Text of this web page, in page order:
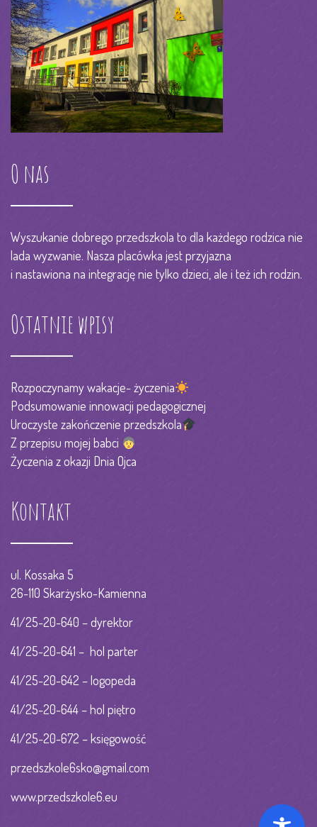
O nas
Wyszukanie dobrego przedszkola to dla każdego rodzica nie
lada wyzwanie. Nasza placówka jest przyjazna
i nastawiona na integrację nie tylko dzieci, ale i też ich rodzin.
Ostatnie wpisy
Rozpoczynamy wakacje- życzenia
Podsumowanie innowacji pedagogicznej
Uroczyste zakończenie przedszkola
Z przepisu mojej babci
Życzenia z okazji Dnia Ojca
Kontakt
ul. Kossaka 5
26-110 Skarżysko-Kamienna
41/25-20-640 – dyrektor
41/25-20-641 – hol parter
41/25-20-642 – logopeda
41/25-20-644 – hol piętro
41/25-20-672 – księgowość
przedszkole6sko@gmail.com
www.przedszkole6.eu